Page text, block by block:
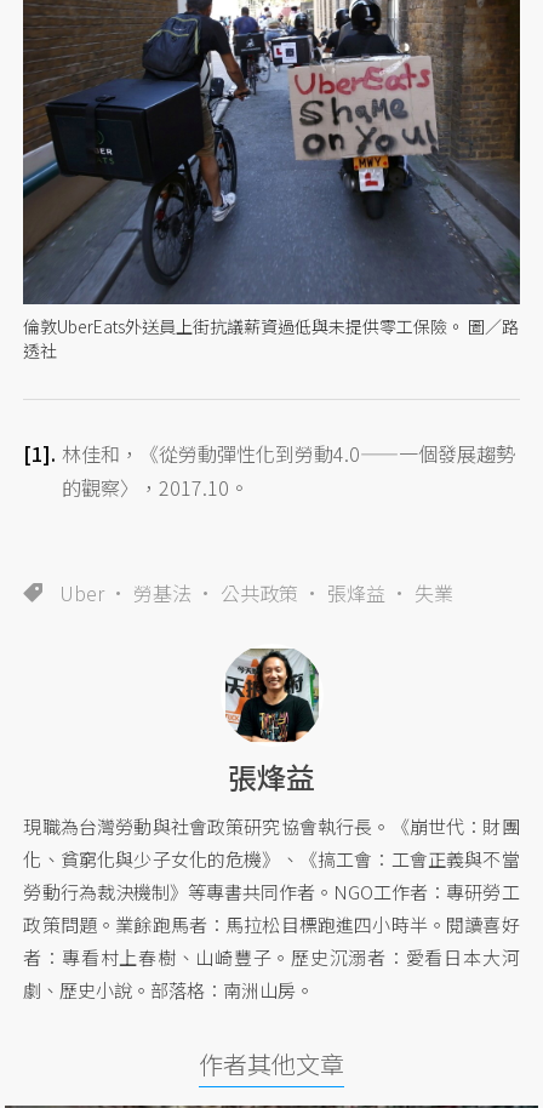
倫敦UberEats外送員上街抗議薪資過低與未提供零工保險。 圖／路
透社
林佳和，《從勞動彈性化到勞動4.0——一個發展趨勢
的觀察〉，2017.10。
Uber 勞基法 公共政策 張烽益 失業
張烽益
現職為台灣勞動與社會政策研究協會執行長。《崩世代：財團
化、貧窮化與少子女化的危機》、《搞工會：工會正義與不當
勞動行為裁決機制》等專書共同作者。NGO工作者：專研勞工
政策問題。業餘跑馬者：馬拉松目標跑進四小時半。閱讀喜好
者：專看村上春樹、山崎豐子。歷史沉溺者：愛看日本大河
劇、歷史小說。部落格：南洲山房。
作者其他文章